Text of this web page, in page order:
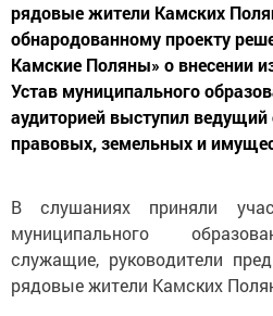
рядовые жители Камских
обнародованному проекту
Камские Поляны» о внесении
Устав муниципального
аудиторией выступил ведущий
правовых, земельных и
В слушаниях приняли
муниципального
служащие, руководители
рядовые жители Камских